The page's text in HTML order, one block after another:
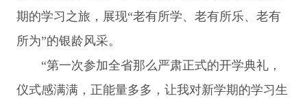
期的学习之旅，展现“老有所学、老有所乐、老有
所为”的银龄风采。
“第一次参加全省那么严肃正式的开学典礼，
仪式感满满，正能量多多，让我对新学期的学习生